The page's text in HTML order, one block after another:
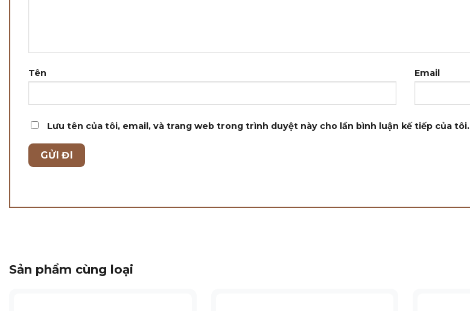
Tên Email
Lưu tên của tôi, email, và trang web trong trình duyệt này cho lần bình luận kế tiếp của tôi.
Sản phẩm cùng loại